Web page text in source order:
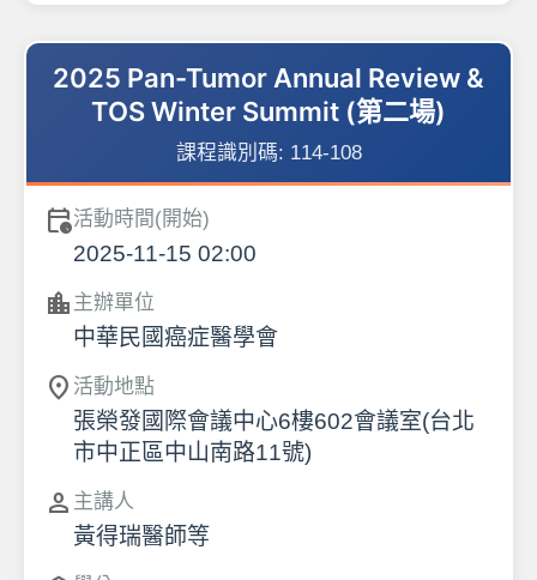
2025 Pan-Tumor Annual Review &
TOS Winter Summit (第二場)
課程識別碼: 114-108
calendar_clock活動時間(開始)
2025-11-15 02:00
location_city 主辦單位
中華民國癌症醫學會
location_on 活動地點
張榮發國際會議中心6樓602會議室(台北
市中正區中山南路11號)
person 主講人
黃得瑞醫師等